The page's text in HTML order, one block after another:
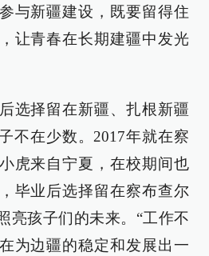
与新疆建设，既要留得住
让青春在长期建疆中发光
选择留在新疆、扎根新疆
不在少数。2017年就在察
虎来自宁夏，在校期间也
毕业后选择留在察布查尔
亮孩子们的未来。“工作不
为边疆的稳定和发展出一